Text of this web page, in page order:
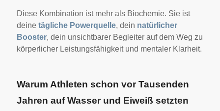
Diese Kombination ist mehr als Biochemie. Sie ist
deine tägliche Powerquelle, dein natürlicher
Booster, dein unsichtbarer Begleiter auf dem Weg zu
körperlicher Leistungsfähigkeit und mentaler Klarheit.
Warum Athleten schon vor Tausenden
Jahren auf Wasser und Eiweiß setzten